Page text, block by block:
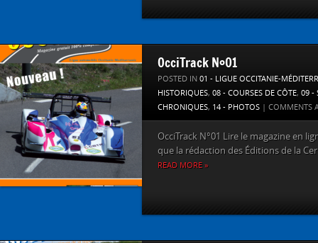
OcciTrack N°01
POSTED IN 01 - LIGUE OCCITANIE-
HISTORIQUES, 08 - COURSES DE CÔTE, 09 -
CHRONIQUES, 14 - PHOTOS | COMMENTS
OcciTrack N°01 Lire le magazine en
que la rédaction des Éditions de la
READ MORE »